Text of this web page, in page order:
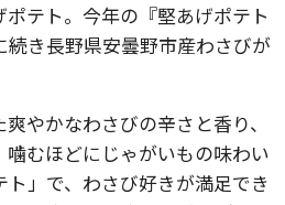
テト。今年の『堅あげポテト
き長野県安曇野市産わさびが
やかなわさびの辛さと香り、
むほどにじゃがいもの味わい
」で、わさび好きが満足でき